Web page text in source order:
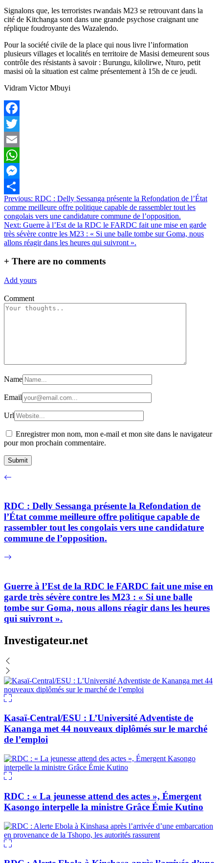
Signalons que, les terroristes rwandais M23 se retrouvant dans la
cité de Kitchanga sont dans une grande psychose craignant une
réplique foudroyante des Wazalendo.
Pour la société civile de la place qui nous livre l’information
plusieurs villages et localités en territoire de Masisi demeurent sous
contrôle des résistants à savoir : Burungu, kilolirwe, Nturo, petit
masisi où la situation est calme présentement à 15h de ce jeudi.
Vidram Victor Mbuyi
Facebook
Twitter
Email
WhatsApp
Messenger
Partager
Navigation
de
l’article
Previous: RDC : Delly Sessanga présente la Refondation de l’État
comme meilleure offre politique capable de rassembler tout les
congolais vers une candidature commune de l’opposition.
Next: Guerre à l’Est de la RDC le FARDC fait une mise en garde
très sévère contre les M23 : « Si une balle tombe sur Goma, nous
allons réagir dans les heures qui suivront ».
+ There are no comments
Add yours
Comment
Name
Email
Url
Enregistrer mon nom, mon e-mail et mon site dans le navigateur
pour mon prochain commentaire.
RDC : Delly Sessanga présente la Refondation de
l’État comme meilleure offre politique capable de
rassembler tout les congolais vers une candidature
commune de l’opposition.
Guerre à l’Est de la RDC le FARDC fait une mise en
garde très sévère contre les M23 : « Si une balle
tombe sur Goma, nous allons réagir dans les heures
qui suivront ».
Investigateur.net
Kasaï-Central/ESU : L’Université Adventiste de
Kananga met 44 nouveaux diplômés sur le marché
de l’emploi
RDC : « La jeunesse attend des actes », Émergent
Kasongo interpelle la ministre Grâce Émie Kutino